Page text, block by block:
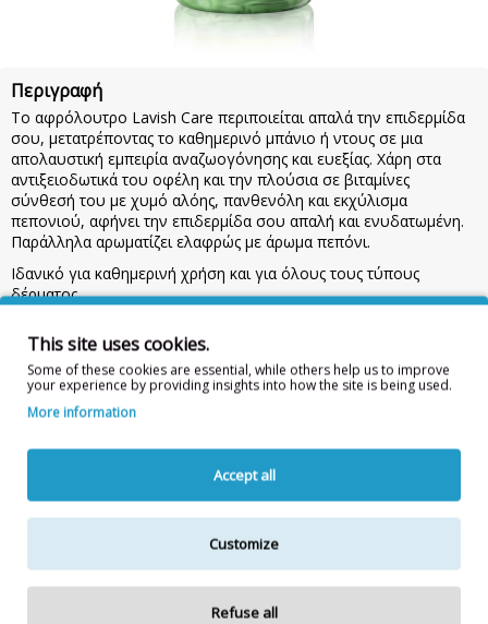
Περιγραφή
Το αφρόλουτρο Lavish Care περιποιείται απαλά την επιδερμίδα
σου, μετατρέποντας το καθημερινό μπάνιο ή ντους σε μια
απολαυστική εμπειρία αναζωογόνησης και ευεξίας. Χάρη στα
αντιξειοδωτικά του οφέλη και την πλούσια σε βιταμίνες
σύνθεσή του με χυμό αλόης, πανθενόλη και εκχύλισμα
πεπονιού, αφήνει την επιδερμίδα σου απαλή και ενυδατωμένη.
Παράλληλα αρωματίζει ελαφρώς με άρωμα πεπόνι.
Ιδανικό για καθημερινή χρήση και για όλους τους τύπους
δέρματος.
απαλό μασάζ και ξέπλυνε με καθαρό νερό. Προσοχή: Κρατήστε
το προϊόν μακριά από παιδιά. Σε περίπτωση επαφής με τα μάτια,
ξεπλύνετε με άφθονο νερό. Για εξωτερική χρήση.500ml
Συστατικά/Ingredients:
(MELON) FRUIT EXTRACT, PANTHENOL, PEG-7 GLYCERYL
COCOATE, COCAMIDE MEA, GUAR
HYDROXYPROPYLTRIMONIUM CHLORIDE, BENZYL ALCOHOL,
PHENOXYETHANOL, GLYCOL DISTEARATE, LAURETH-10,
BENZOIC ACID, DISODIUM-EDTA, CITRIC ACID, SORBIC ACID,
POLYQUARTENIUM-7, SODIUM HYDROXIDE, CITRONELLOL,
HEXYL CINNAMAL, LIMONENE, LINALOOL, CI 19140, CI 42090
This site uses cookies.
Some of these cookies are essential, while others help us to improve
your experience by providing insights into how the site is being used.
More information
Accept all
Customize
Refuse all